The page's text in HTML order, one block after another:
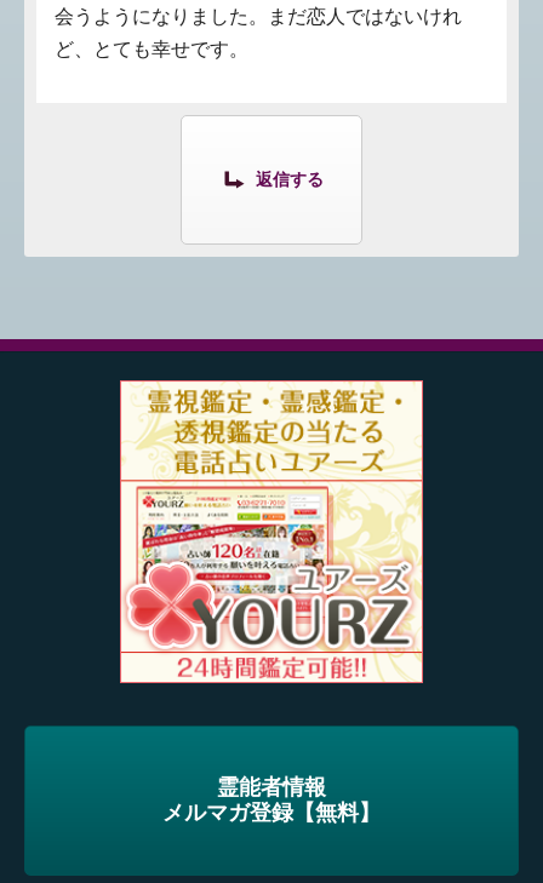
会うようになりました。まだ恋人ではないけれ
ど、とても幸せです。
返信する
霊能者情報
メルマガ登録【無料】